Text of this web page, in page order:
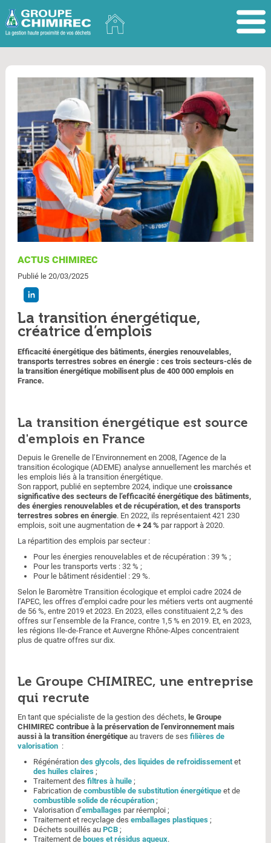
ACTUS CHIMIREC
Publié le 20/03/2025
La transition énergétique,
créatrice d’emplois
Efficacité énergétique des bâtiments, énergies renouvelables,
transports terrestres sobres en énergie : ces trois secteurs-clés de
la transition énergétique mobilisent plus de 400 000 emplois en
France.
La transition énergétique est source
d'emplois en France
Depuis le Grenelle de l’Environnement en 2008, l’Agence de la
transition écologique (ADEME) analyse annuellement les marchés et
les emplois liés à la transition énergétique.
Son rapport, publié en septembre 2024, indique une croissance
significative des secteurs de l’efficacité énergétique des bâtiments,
des énergies renouvelables et de récupération, et des transports
terrestres sobres en énergie. En 2022, ils représentaient 421 230
emplois, soit une augmentation de + 24 % par rapport à 2020.
La répartition des emplois par secteur :
Pour les énergies renouvelables et de récupération : 39 % ;
Pour les transports verts : 32 % ;
Pour le bâtiment résidentiel : 29 %.
Selon le Baromètre Transition écologique et emploi cadre 2024 de
l’APEC, les offres d’emploi cadre pour les métiers verts ont augmenté
de 56 %, entre 2019 et 2023. En 2023, elles constituaient 2,2 % des
offres sur l’ensemble de la France, contre 1,5 % en 2019. Et, en 2023,
les régions Ile-de-France et Auvergne Rhône-Alpes concentraient
plus de quatre offres sur dix.
Le Groupe CHIMIREC, une entreprise
qui recrute
En tant que spécialiste de la gestion des déchets, le Groupe
CHIMIREC contribue à la préservation de l’environnement mais
aussi à la transition énergétiqueau travers de ses filières de
valorisation:
Régénération des glycols, des liquides de refroidissementet
des huiles claires;
Traitement des filtres à huile;
Fabrication de combustible de substitution énergétiqueet de
combustible solide de récupération;
Valorisation d’emballages par réemploi ;
Traitement et recyclage des emballages plastiques;
Déchets souillés au PCB ;
Traitement de boues et résidus aqueux.